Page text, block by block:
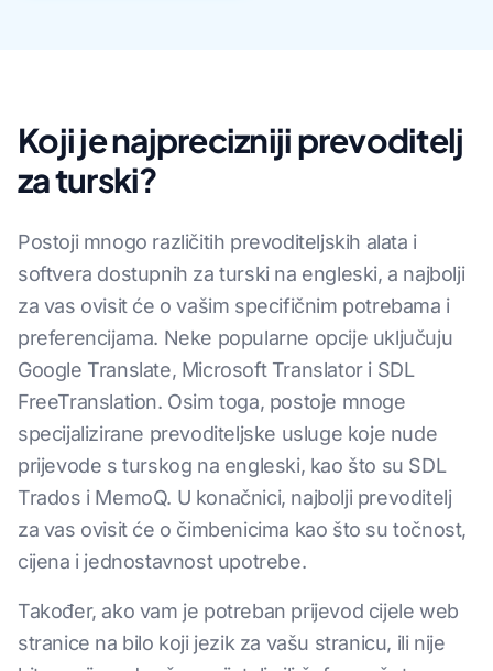
Koji je najprecizniji prevoditelj
za turski?
Postoji mnogo različitih prevoditeljskih alata i
softvera dostupnih za turski na engleski, a najbolji
za vas ovisit će o vašim specifičnim potrebama i
preferencijama. Neke popularne opcije uključuju
Google Translate, Microsoft Translator i SDL
FreeTranslation. Osim toga, postoje mnoge
specijalizirane prevoditeljske usluge koje nude
prijevode s turskog na engleski, kao što su SDL
Trados i MemoQ. U konačnici, najbolji prevoditelj
za vas ovisit će o čimbenicima kao što su točnost,
cijena i jednostavnost upotrebe.
Također, ako vam je potreban prijevod cijele web
stranice na bilo koji jezik za vašu stranicu, ili nije